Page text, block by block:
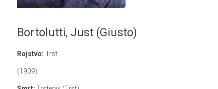
Bortolutti, Just (Giusto)
Rojstvo: Trst
(1909)